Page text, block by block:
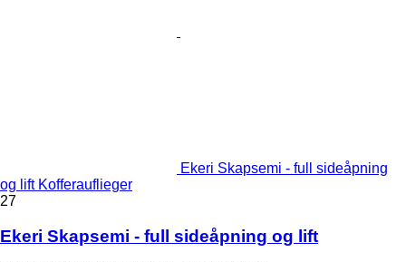
Ekeri Skapsemi - full sideåpning
og lift Kofferauflieger
27
Ekeri Skapsemi - full sideåpning og lift